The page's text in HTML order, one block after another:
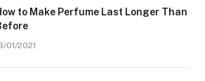
to Make Perfume Last Longer Than
01/2021